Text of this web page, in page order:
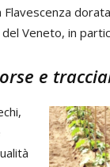
Veneto, in
e